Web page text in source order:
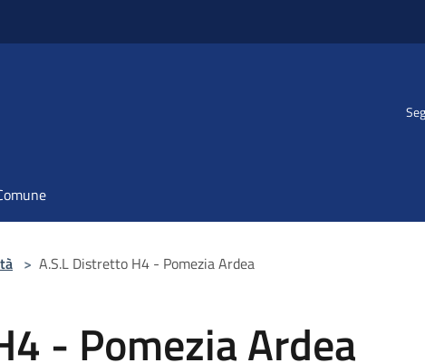
> A.S.L Distretto H4 - Pomezia Ardea
- Pomezia Ardea